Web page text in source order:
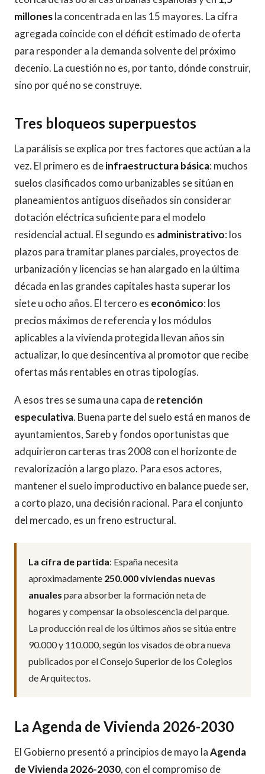
millonesla concentrada en las 15 mayores. La cifra
agregada coincide con el déficit estimado de oferta
para responder a la demanda solvente del próximo
decenio. La cuestión no es, por tanto, dónde construir,
sino por qué no se construye.
Tres bloqueos superpuestos
La parálisis se explica por tres factores que actúan a la
vez. El primero es deinfraestructura básica: muchos
suelos clasificados como urbanizables se sitúan en
planeamientos antiguos diseñados sin considerar
dotación eléctrica suficiente para el modelo
residencial actual. El segundo es administrativo: los
plazos para tramitar planes parciales, proyectos de
urbanización y licencias se han alargado en la última
década en las grandes capitales hasta superar los
siete u ocho años. El tercero es económico: los
precios máximos de referencia y los módulos
aplicables a la vivienda protegida llevan años sin
actualizar, lo que desincentiva al promotor que recibe
ofertas más rentables en otras tipologías.
A esos tres se suma una capa deretención
especulativa. Buena parte del suelo está en manos de
ayuntamientos, Sareb y fondos oportunistas que
adquirieron carteras tras 2008 con el horizonte de
revalorización a largo plazo. Para esos actores,
mantener el suelo improductivo en balance puede ser,
a corto plazo, una decisión racional. Para el conjunto
del mercado, es un freno estructural.
La cifra de partida: España necesita
aproximadamente 250.000 viviendas nuevas
anuales para absorber la formación neta de
hogares y compensar la obsolescencia del parque.
La producción real de los últimos años se sitúa entre
90.000 y 110.000, según los visados de obra nueva
publicados por el Consejo Superior de los Colegios
de Arquitectos.
La Agenda de Vivienda 2026-2030
El Gobierno presentó a principios de mayo laAgenda
de Vivienda 2026-2030, con el compromiso de